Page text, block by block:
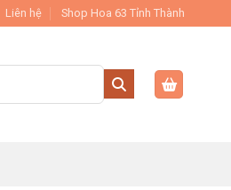
Liên hệ Shop Hoa 63 Tỉnh Thành